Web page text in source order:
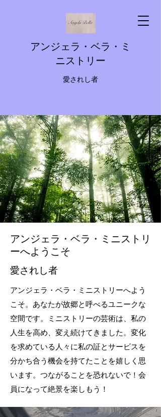
アンジェラ・ベラ・ミ
ニストリー
愛されし者
アンジェラ・ベラ・ミニストリ
ーへようこそ
愛されし者
アンジェラ・ベラ・ミニストリーへよう
こそ。あなたが故郷と呼べるユニークな
空間です。ミニストリーの芸術は、私の
人生を高め、変え続けてきました。変化
を求めている人々に私の証とサービスを
分かち合う機会を持てたことを嬉しく思
います。つながることを恐れないで！会
員になって絶景を楽しもう！